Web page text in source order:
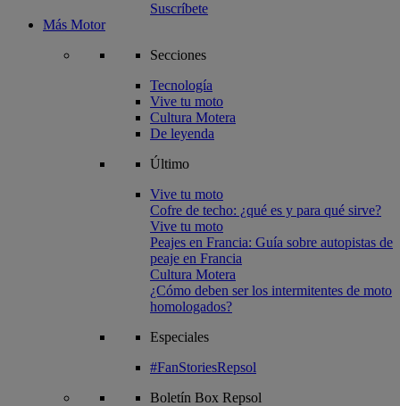
Suscríbete
Más Motor
Secciones
Tecnología
Vive tu moto
Cultura Motera
De leyenda
Último
Vive tu moto
Cofre de techo: ¿qué es y para qué sirve?
Vive tu moto
Peajes en Francia: Guía sobre autopistas de
peaje en Francia
Cultura Motera
¿Cómo deben ser los intermitentes de moto
homologados?
Especiales
#FanStoriesRepsol
Boletín Box Repsol